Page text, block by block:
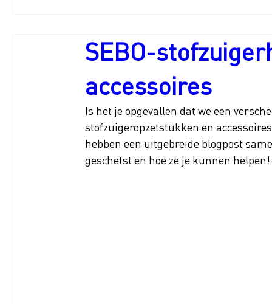
SEBO-
accessoires
Is het je opgevallen dat we een
stofzuigeropzetstukken en
hebben een uitgebreide blogpost
geschetst en hoe ze je kunnen helpen!